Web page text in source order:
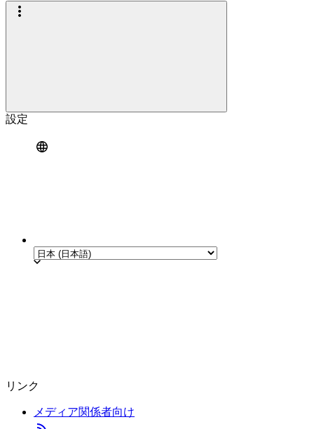
設定
リンク
メディア関係者向け